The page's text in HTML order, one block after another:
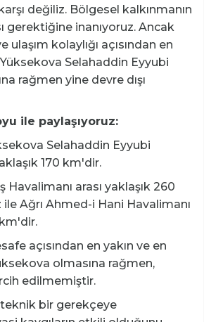
değiliz. Bölgesel kalkınmanın
gerektiğine inanıyoruz. Ancak
kolaylığı açısından en
Selahaddin Eyyubi
rağmen yine devre dışı
ile paylaşıyoruz:
Selahaddin Eyyubi
170 km'dir.
arası yaklaşık 260
Ağrı Ahmed-i Hani Havalimanı
açısından en yakın ve en
olmasına rağmen,
edilmemiştir.
teknik bir gerekçeye